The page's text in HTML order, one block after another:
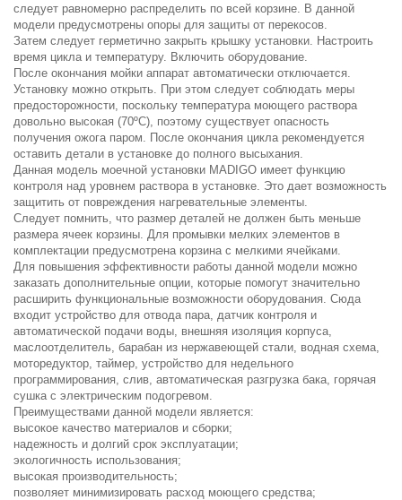
следует равномерно распределить по всей корзине. В данной
модели предусмотрены опоры для защиты от перекосов.
Затем следует герметично закрыть крышку установки. Настроить
время цикла и температуру. Включить оборудование.
После окончания мойки аппарат автоматически отключается.
Установку можно открыть. При этом следует соблюдать меры
предосторожности, поскольку температура моющего раствора
довольно высокая (70ºС), поэтому существует опасность
получения ожога паром. После окончания цикла рекомендуется
оставить детали в установке до полного высыхания.
Данная модель моечной установки MADIGO имеет функцию
контроля над уровнем раствора в установке. Это дает возможность
защитить от повреждения нагревательные элементы.
Следует помнить, что размер деталей не должен быть меньше
размера ячеек корзины. Для промывки мелких элементов в
комплектации предусмотрена корзина с мелкими ячейками.
Для повышения эффективности работы данной модели можно
заказать дополнительные опции, которые помогут значительно
расширить функциональные возможности оборудования. Сюда
входит устройство для отвода пара, датчик контроля и
автоматической подачи воды, внешняя изоляция корпуса,
маслоотделитель, барабан из нержавеющей стали, водная схема,
моторедуктор, таймер, устройство для недельного
программирования, слив, автоматическая разгрузка бака, горячая
сушка с электрическим подогревом.
Преимуществами данной модели является:
высокое качество материалов и сборки;
надежность и долгий срок эксплуатации;
экологичность использования;
высокая производительность;
позволяет минимизировать расход моющего средства;